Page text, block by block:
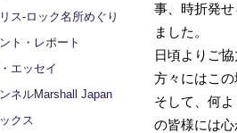
ス‐ロック名所めぐり
ト・レポート
エッセイ
ネルMarshall Japan
クス
事、時折発
ました。
日頃よりご
方々にはこ
そして、何
の皆様には